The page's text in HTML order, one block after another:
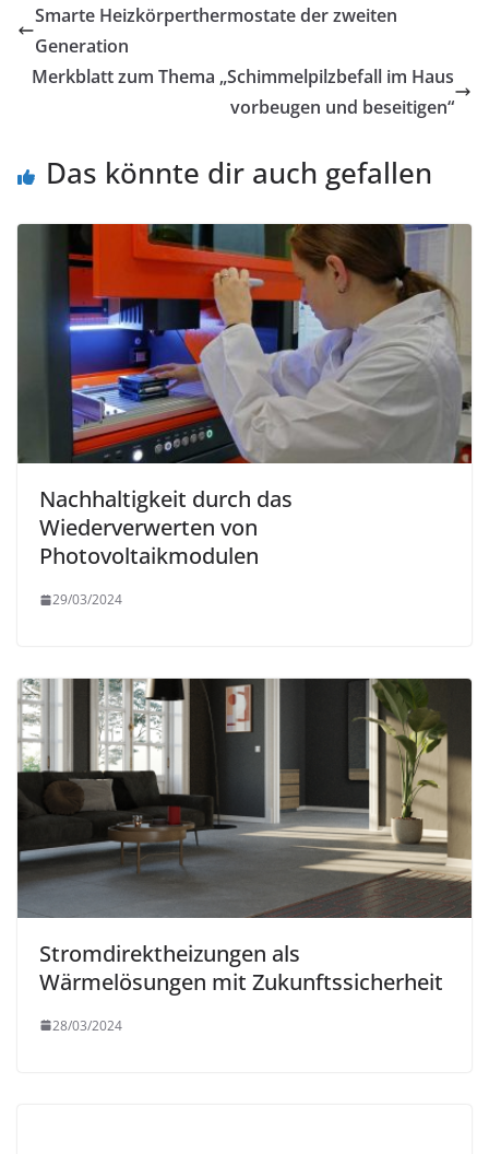
Smarte Heizkörperthermostate der zweiten
Generation
Merkblatt zum Thema „Schimmelpilzbefall im Haus
vorbeugen und beseitigen“
Das könnte dir auch gefallen
Nachhaltigkeit durch das
Wiederverwerten von
Photovoltaikmodulen
29/03/2024
Stromdirektheizungen als
Wärmelösungen mit Zukunftssicherheit
28/03/2024